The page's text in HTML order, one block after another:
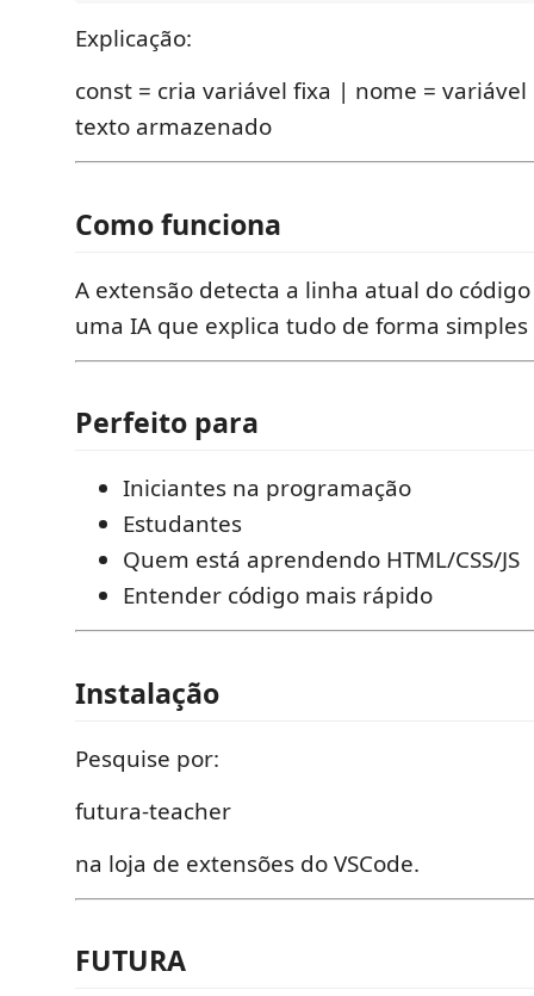
Explicação:
const = cria variável fixa | nome =
texto armazenado
Como funciona
A extensão detecta a linha atual do
uma IA que explica tudo de forma
Perfeito para
Iniciantes na programação
Estudantes
Quem está aprendendo HTML/CSS/JS
Entender código mais rápido
Instalação
Pesquise por:
futura-teacher
na loja de extensões do VSCode.
FUTURA